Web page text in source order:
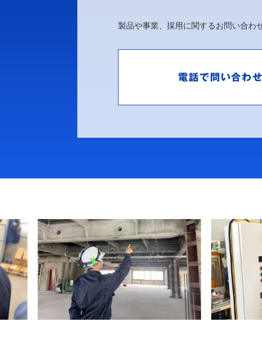
製品や事業、採用に関するお問い合わ
電話で問い合わ